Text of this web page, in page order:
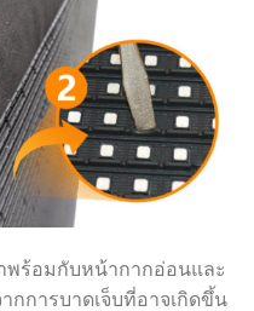
พร้อมกับหน้ากากอ่อนและ
กการบาดเจ็บที่อาจเกิดขึ้น